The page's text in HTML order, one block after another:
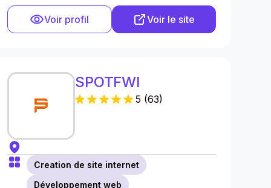
Voir profil Voir le site
SPOTFWI
5 (63)
Creation de site internet
Développement web